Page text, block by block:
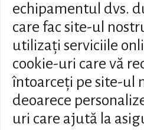
echipamentul dvs.
care fac site-ul
utilizați serviciile
cookie-uri care vă
întoarceți pe site-ul
deoarece
uri care ajută la